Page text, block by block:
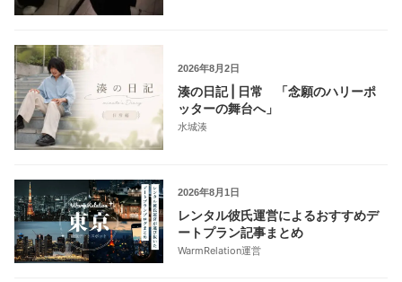
2026年8月2日
湊の日記 | 日常 「念願のハリーポ
ッターの舞台へ」
水城湊
2026年8月1日
レンタル彼氏運営によるおすすめデ
ートプラン記事まとめ
WarmRelation運営